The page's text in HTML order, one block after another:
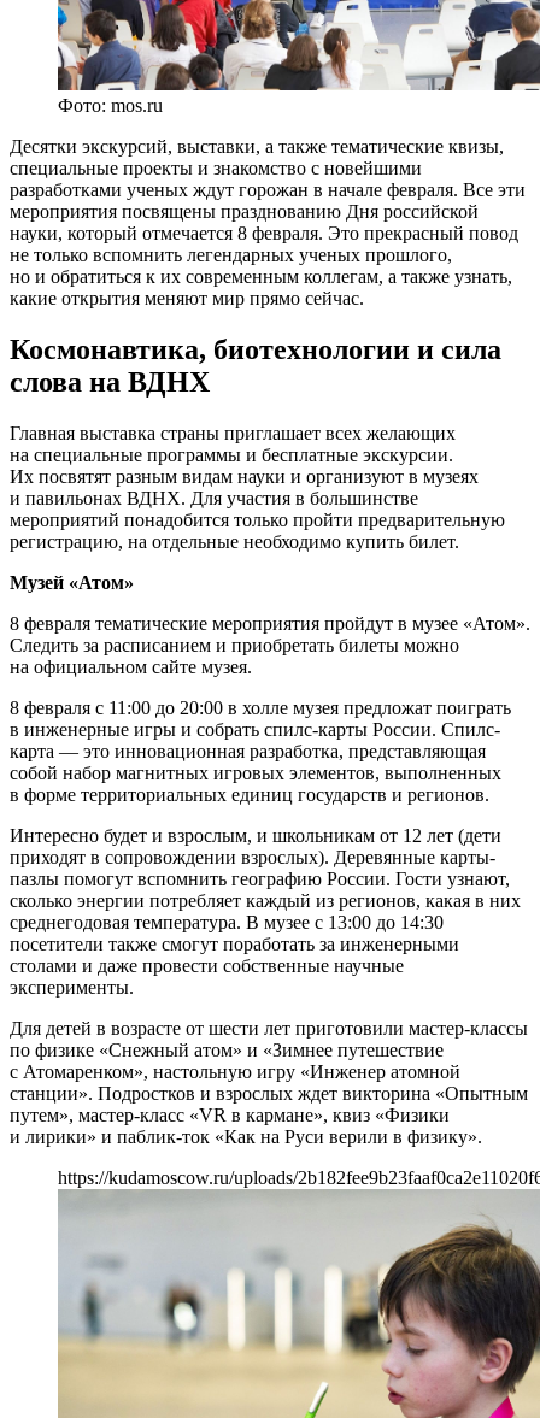
Фото: mos.ru
Десятки экскурсий, выставки, а также тематические квизы,
специальные проекты и знакомство с новейшими
разработками ученых ждут горожан в начале февраля. Все эти
мероприятия посвящены празднованию Дня российской
науки, который отмечается 8 февраля. Это прекрасный повод
не только вспомнить легендарных ученых прошлого,
но и обратиться к их современным коллегам, а также узнать,
какие открытия меняют мир прямо сейчас.
Космонавтика, биотехнологии и сила
слова на ВДНХ
Главная выставка страны приглашает всех желающих
на специальные программы и бесплатные экскурсии.
Их посвятят разным видам науки и организуют в музеях
и павильонах ВДНХ. Для участия в большинстве
мероприятий понадобится только пройти предварительную
регистрацию, на отдельные необходимо купить билет.
Музей «Атом»
8 февраля тематические мероприятия пройдут в музее «Атом».
Следить за расписанием и приобретать билеты можно
на официальном сайте музея.
8 февраля с 11:00 до 20:00 в холле музея предложат поиграть
в инженерные игры и собрать спилс-карты России. Спилс-
карта — это инновационная разработка, представляющая
собой набор магнитных игровых элементов, выполненных
в форме территориальных единиц государств и регионов.
Интересно будет и взрослым, и школьникам от 12 лет (дети
приходят в сопровождении взрослых). Деревянные карты-
пазлы помогут вспомнить географию России. Гости узнают,
сколько энергии потребляет каждый из регионов, какая в них
среднегодовая температура. В музее с 13:00 до 14:30
посетители также смогут поработать за инженерными
столами и даже провести собственные научные
эксперименты.
Для детей в возрасте от шести лет приготовили мастер-классы
по физике «Снежный атом» и «Зимнее путешествие
с Атомаренком», настольную игру «Инженер атомной
станции». Подростков и взрослых ждет викторина «Опытным
путем», мастер-класс «VR в кармане», квиз «Физики
и лирики» и паблик-ток «Как на Руси верили в физику».
https://kudamoscow.ru/uploads/